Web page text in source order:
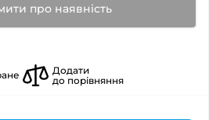
про наявність
Додати
до порівняння